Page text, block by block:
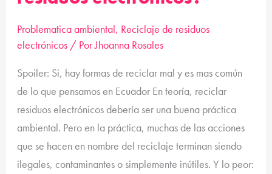
Problematica ambiental, Reciclaje de residuos
electrónicos/ PorJhoanna Rosales
Spoiler: Si, hay formas de reciclar mal y es mas común
de lo que pensamos en Ecuador En teoría, reciclar
residuos electrónicos debería ser una buena práctica
ambiental. Pero en la práctica, muchas de las acciones
que se hacen en nombre del reciclaje terminan siendo
ilegales, contaminantes o simplemente inútiles. Y lo peor: